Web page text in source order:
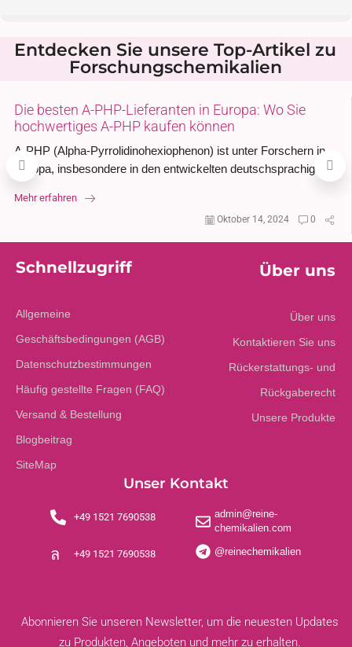
Entdecken Sie unsere Top-Artikel zu
Forschungschemikalien
Die besten A-PHP-Lieferanten in Europa: Wo Sie
hochwertiges A-PHP kaufen können
A-PHP (Alpha-Pyrrolidinohexiophenon) ist unter Forschern in
Europa, insbesondere in den entwickelten deutschsprachigen
beliebter geworden. Da die Nachfrage...
Mehr erfahren
Oktober 14, 2024 0
Schnellzugriff
Allgemeine
Geschäftsbedingungen (AGB)
Datenschutzbestimmungen
Häufig gestellte Fragen (FAQ)
Versand & Bestellung
Blogbeitrag
SiteMap
Über uns
Über uns
Kontaktieren Sie uns
Rückerstattungs- und
Rückgaberecht
Unsere Produkte
Unser Kontakt
+49 1521 7690538
+49 1521 7690538
admin@reine-
chemikalien.com
@reinechemikalien
Abonnieren Sie unseren Newsletter, um die neuesten Updates
zu Produkten, Angeboten und mehr zu erhalten.